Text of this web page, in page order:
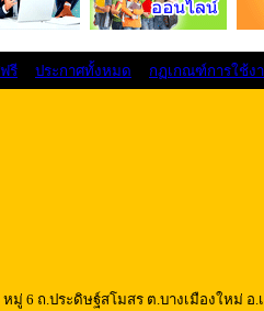
รี ประกาศทั้งหมด กฏเกณฑ์การใช้ง
หมู่ 6 ถ.ประดิษฐ์สโมสร ต.บางเมืองใหม่ อ